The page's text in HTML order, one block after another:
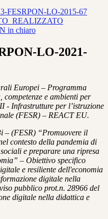
FESRPON-LO-2015-67
in chiaro
LO-2021-
Europei – Programma
e ambienti per
- Infrastrutture per l’istruzione
(FESR) – REACT EU.
– (FESR) “Promuovere il
contesto della pandemia di
e preparare una ripresa
– Obiettivo specifico
e resiliente dell'economia
digitale nella
pubblico prot.n. 28966 del
digitale nella didattica e